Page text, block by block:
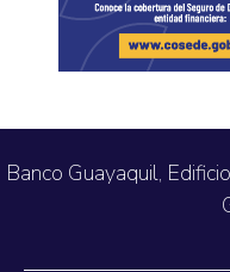
Banco Guayaquil,